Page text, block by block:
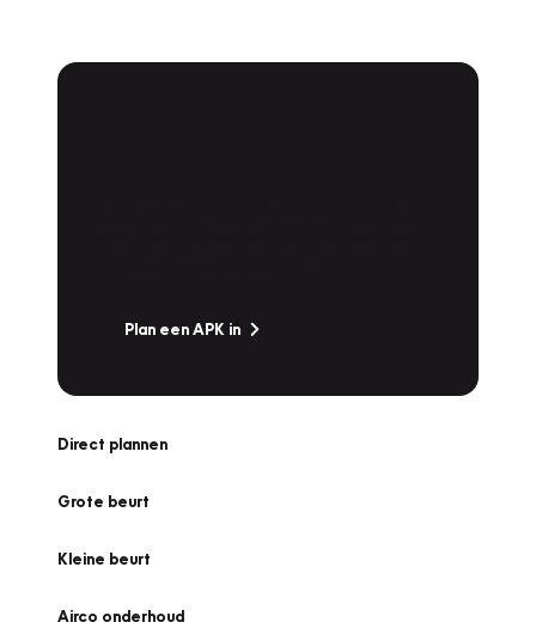
Plan een APK in
Direct plannen
Grote beurt
Kleine beurt
Airco onderhoud